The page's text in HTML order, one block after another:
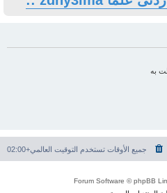
به
جميع الأوقات تستخدم التوقيت العالمي+02:00